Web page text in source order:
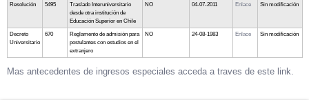
Resolución 5495
Traslado Interuniversitario
desde otra institución de
Educación Superior en Chile
NO 04-07-2011 Enlace Sin modificación
Decreto
Universitario
670
Reglamento de admisión para
postulantes con estudios en el
extranjero
NO 24-08-1983 Enlace Sin modificación
Mas antecedentes de ingresos especiales acceda a traves de este link.